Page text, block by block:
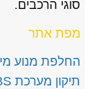
סוגי הרכבים.
מפת אתר
החלפת מנוע
תיקון מערכת ABS